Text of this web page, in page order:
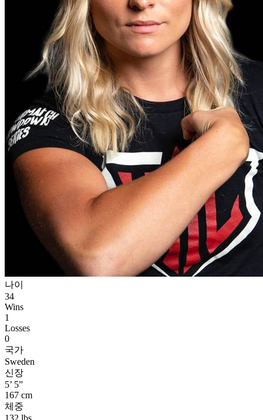
나이
34
Wins
1
Losses
0
국가
Sweden
신장
5’ 5”
167 cm
체중
132 lbs